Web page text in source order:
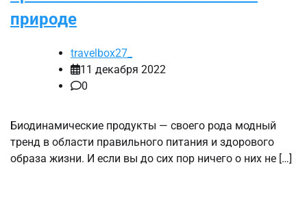
природе
travelbox27_
11 декабря 2022
0
Биодинамические продукты — своего рода модный
тренд в области правильного питания и здорового
образа жизни. И если вы до сих пор ничего о них не […]